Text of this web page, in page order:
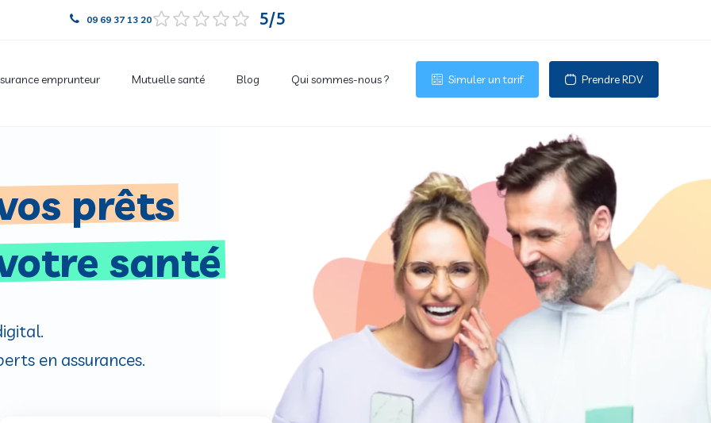
09 69 37 13 20 5
emprunteur Mutuelle santé Blog Qui sommes-nous ? Simuler un tarif Prendre RDV
prêts
santé
en assurances.